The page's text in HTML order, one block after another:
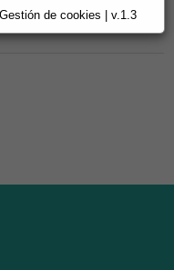
Gestión de cookies | v.1.3